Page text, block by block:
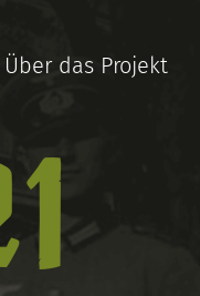
Über das Projekt